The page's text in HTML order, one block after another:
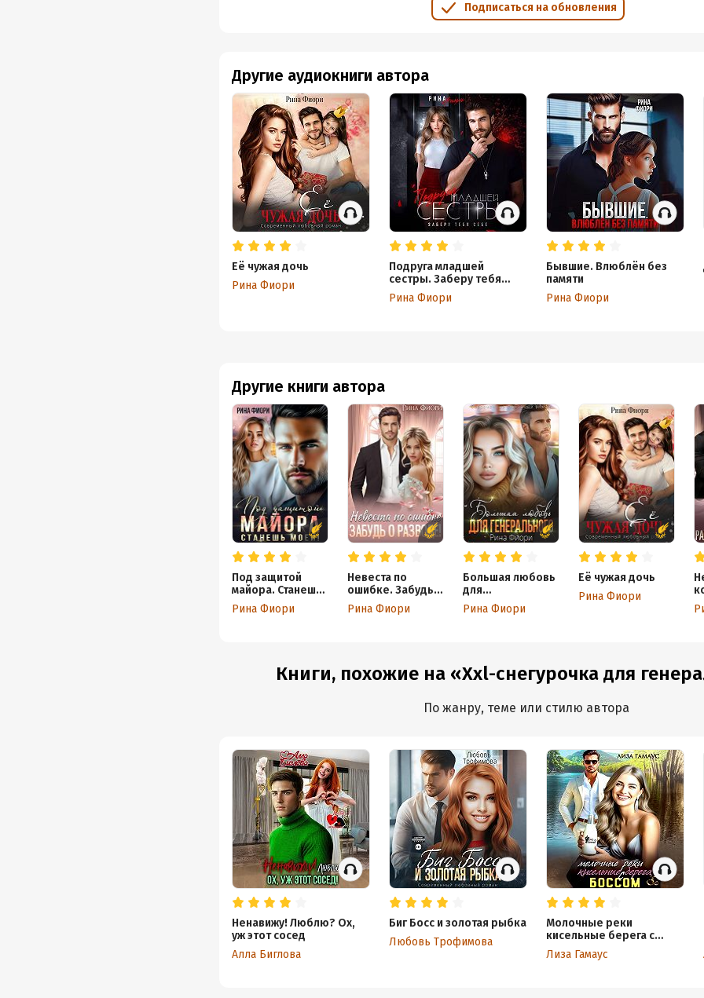
Подписаться на обновления
Другие книги автора
Под защитой
майора. Станешь
моей!
Рина Фиори
Невеста по
ошибке. Забудь о
разводе!
Рина Фиори
Большая любовь
для
генерального
Рина Фиори
Её чужая дочь
Рина Фиори
Другие аудиокниги автора
Её чужая дочь
Рина Фиори
Подруга младшей
сестры. Заберу тебя
себе!
Рина Фиори
Бывшие. Влюблён без
памяти
Рина Фиори
Книги, похожие на «Xxl-снегурочка для
По жанру, теме или стилю автора
Ненавижу! Люблю? Ох,
уж этот сосед
Алла Биглова
Биг Босс и золотая рыбка
Любовь Трофимова
Молочные реки
кисельные берега с
БОССОМ
Лиза Гамаус